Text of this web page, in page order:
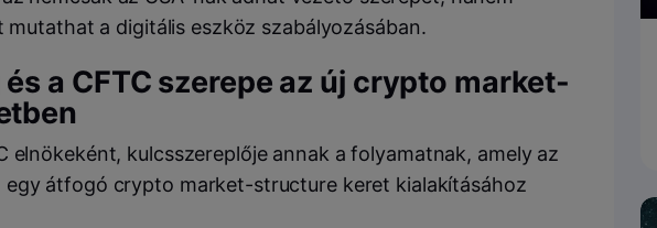
a digitális eszköz szabályozásában.
a CFTC szerepe az új crypto market-
elnökeként, kulcsszereplője annak a folyamatnak, amely az
egy átfogó crypto market-structure keret kialakításához